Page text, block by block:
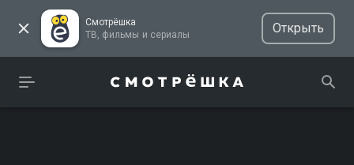
Смотрёшка
ТВ, фильмы и сериалы
Открыть